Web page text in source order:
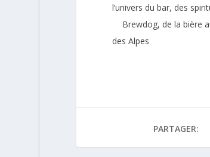
l’univers du bar, des
Brewdog, de la bière
des Alpes
PARTAGER: